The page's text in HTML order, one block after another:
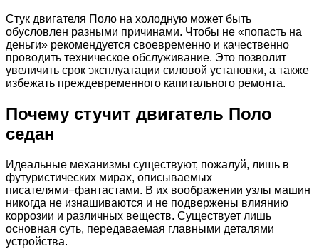
Стук двигателя Поло на холодную может быть
обусловлен разными причинами. Чтобы не «попасть на
деньги» рекомендуется своевременно и качественно
проводить техническое обслуживание. Это позволит
увеличить срок эксплуатации силовой установки, а также
избежать преждевременного капитального ремонта.
Почему стучит двигатель Поло
седан
Идеальные механизмы существуют, пожалуй, лишь в
футуристических мирах, описываемых
писателями−фантастами. В их воображении узлы машин
никогда не изнашиваются и не подвержены влиянию
коррозии и различных веществ. Существует лишь
основная суть, передаваемая главными деталями
устройства.